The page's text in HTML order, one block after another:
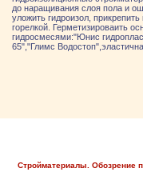
до наращивания слоя пола и
уложить гидроизол,
горелкой. Герметизироваить
гидросмесями:"Юнис
65","Глимс
Стройматериалы. Обозрение